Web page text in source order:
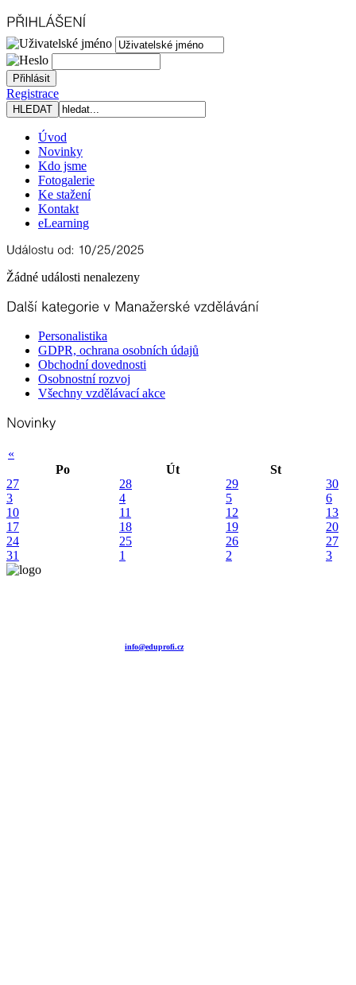
Registrace
Úvod
Novinky
Kdo jsme
Fotogalerie
Ke stažení
Kontakt
eLearning
Žádné události nenalezeny
Personalistika
GDPR, ochrana osobních údajů
Obchodní dovednosti
Osobnostní rozvoj
Všechny vzdělávací akce
«
Po
Út
St
27
28 29
30
3
4 5
6
10
11 12
13
17
18 19
20
24
25 26
27
31
1 2 3
info@eduprofi.cz